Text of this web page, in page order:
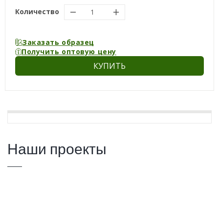
Количество
Заказать образец
Получить оптовую цену
КУПИТЬ
Наши проекты